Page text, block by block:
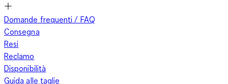
Domande frequenti / FAQ
Consegna
Resi
Reclamo
Disponibilità
Guida alle taglie